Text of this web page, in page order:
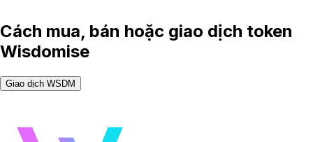
Cách mua, bán hoặc giao dịch token
Wisdomise
Giao dịch WSDM